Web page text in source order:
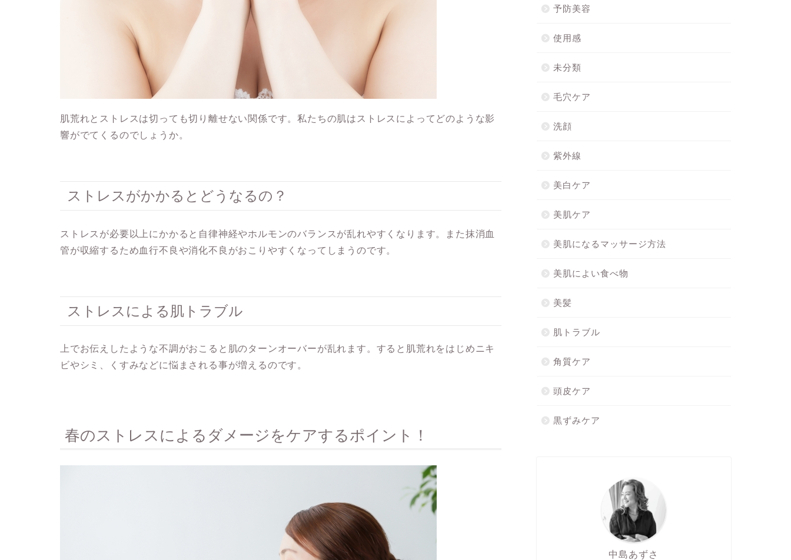
肌荒れとストレスは切っても切り離せない関係です。私たちの肌はストレスによってどのような影
響がでてくるのでしょうか。
ストレスがかかるとどうなるの？
ストレスが必要以上にかかると自律神経やホルモンのバランスが乱れやすくなります。また抹消血
管が収縮するため血行不良や消化不良がおこりやすくなってしまうのです。
ストレスによる肌トラブル
上でお伝えしたような不調がおこると肌のターンオーバーが乱れます。すると肌荒れをはじめニキ
ビやシミ、くすみなどに悩まされる事が増えるのです。
春のストレスによるダメージをケアするポイント！
予防美容
使用感
未分類
毛穴ケア
洗顔
紫外線
美白ケア
美肌ケア
美肌になるマッサージ方法
美肌によい食べ物
美髪
肌トラブル
角質ケア
頭皮ケア
黒ずみケア
中島あずさ